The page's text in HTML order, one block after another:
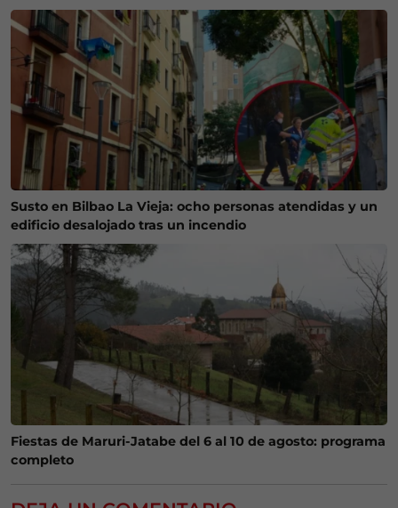
Susto en Bilbao La Vieja: ocho personas atendidas y un
edificio desalojado tras un incendio
Fiestas de Maruri-Jatabe del 6 al 10 de agosto: programa
completo